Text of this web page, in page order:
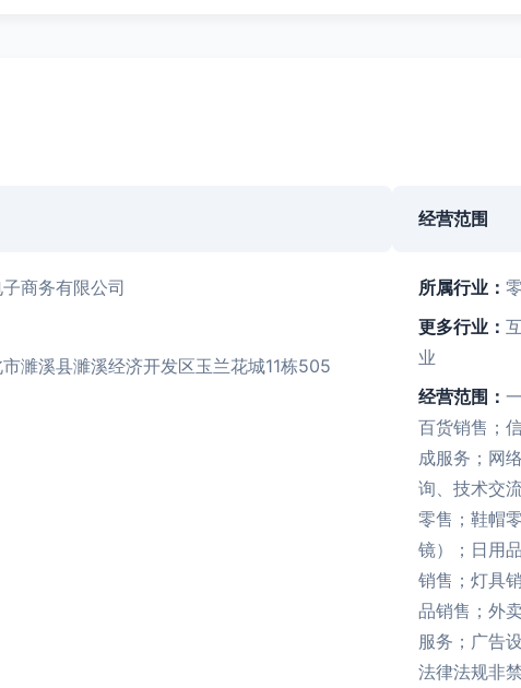
经营范围
商务有限公司
濉溪县濉溪经济开发区玉兰花城11栋505
所属行业：
更多行业：
业
经营范围：
百货销售；
成服务；网
询、技术交
零售；鞋帽
镜）；日用
销售；灯具
品销售；外
服务；广告
法律法规非